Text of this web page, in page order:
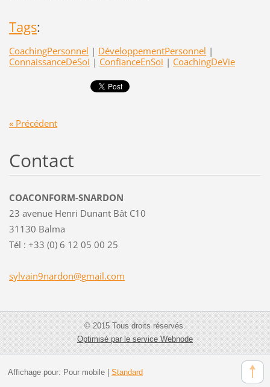
Tags:
CoachingPersonnel | DéveloppementPersonnel |
ConnaissanceDeSoi | ConfianceEnSoi | CoachingDeVie
« Précédent
Contact
COACONFORM-SNARDON
23 avenue Henri Dunant Bât C10
31130 Balma
Tél : +33 (0) 6 12 05 00 25
sylvain9nardon@gmail.com
© 2015 Tous droits réservés.
Optimisé par le service Webnode
Affichage pour: Pour mobile| Standard